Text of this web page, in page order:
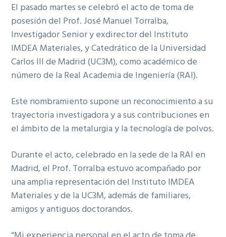
El pasado martes se celebró el acto de toma de
posesión del Prof. José Manuel Torralba,
Investigador Senior y exdirector del Instituto
IMDEA Materiales, y Catedrático de la Universidad
Carlos III de Madrid (UC3M), como académico de
número de la Real Academia de Ingeniería (RAI).
Este nombramiento supone un reconocimiento a su
trayectoria investigadora y a sus contribuciones en
el ámbito de la metalurgia y la tecnología de polvos.
Durante el acto, celebrado en la sede de la RAI en
Madrid, el Prof. Torralba estuvo acompañado por
una amplia representación del Instituto IMDEA
Materiales y de la UC3M, además de familiares,
amigos y antiguos doctorandos.